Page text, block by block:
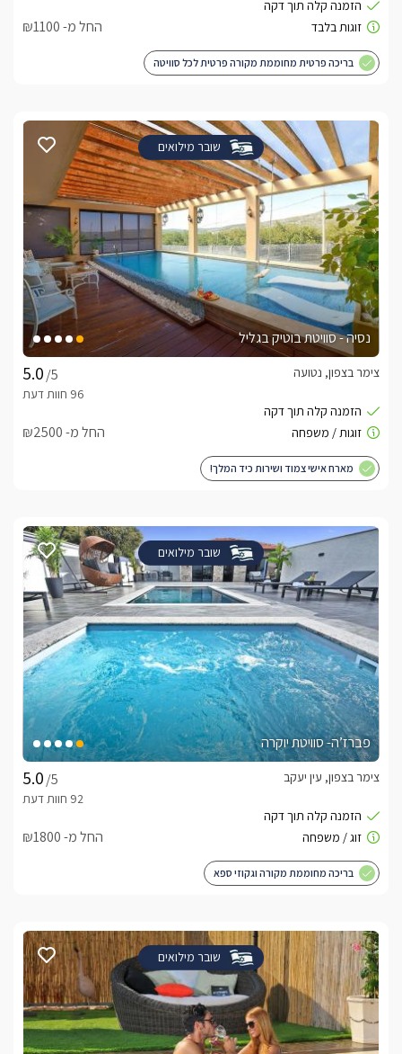
החל מ- ₪1100
בריכה פרטית מחוממת מקורה פרטית לכל סוויטה
שובר מילואים
נסיה - סוויטת בוטיק בגליל
/5
צימר בצפון, נטועה
החל מ- ₪2500
מארח אישי צמוד ושירות כיד המלך!
שובר מילואים
פברז’ה- סוויטת יוקרה
/5
צימר בצפון, עין יעקב
החל מ- ₪1800
בריכה מחוממת מקורה וגקוזי ספא
שובר מילואים